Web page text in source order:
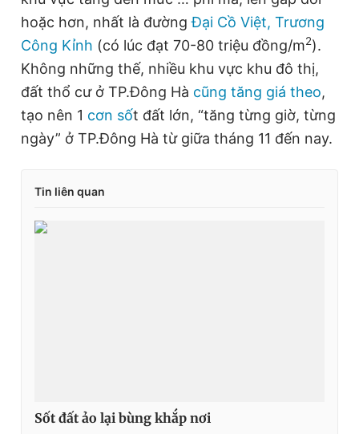
hoặc hơn, nhất là đườngĐại Cồ Việt, Trương
Công Kỉnh (có lúc đạt 70-80 triệu đồng/m2).
Không những thế, nhiều khu vực khu đô thị,
đất thổ cư ở TP.Đông Hà cũng tăng giá theo,
tạo nên 1 cơn sốt đất lớn, “tăng từng giờ, từng
ngày” ở TP.Đông Hà từ giữa tháng 11 đến nay.
Tin liên quan
Sốt đất ảo lại bùng khắp nơi